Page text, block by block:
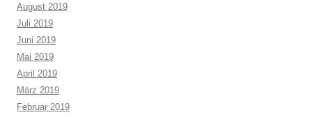
August 2019
Juli 2019
Juni 2019
Mai 2019
April 2019
März 2019
Februar 2019